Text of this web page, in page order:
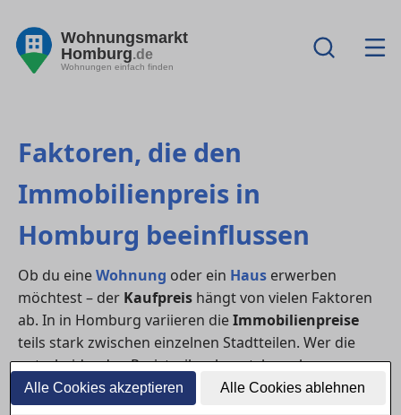
Alle Cookies akzeptieren Alle Cookies ablehnen
Wohnungsmarkt
Homburg.de
Wohnungen einfach finden
Faktoren, die den
Immobilienpreis in
Homburg beeinflussen
Ob du eineWohnung oder ein Haus erwerben
möchtest – der Kaufpreis hängt von vielen Faktoren
ab. In in Homburg variieren dieImmobilienpreise
teils stark zwischen einzelnen Stadtteilen. Wer die
entscheidenden Preistreiber kennt, kann besser
verhandeln und den Markt realistisch einschätzen.